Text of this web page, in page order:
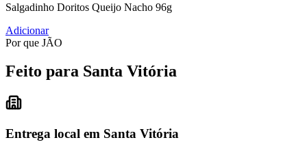
Salgadinho Doritos Queijo Nacho 96g
Adicionar
Por que JÃO
Feito para Santa Vitória
Entrega local em Santa Vitória